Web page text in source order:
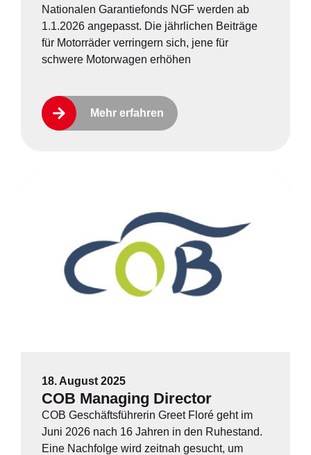
Nationalen Garantiefonds NGF werden ab
1.1.2026 angepasst. Die jährlichen Beiträge
für Motorräder verringern sich, jene für
schwere Motorwagen erhöhen
Mehr erfahren
18. August 2025
COB Managing Director
COB Geschäftsführerin Greet Floré geht im
Juni 2026 nach 16 Jahren in den Ruhestand.
Eine Nachfolge wird zeitnah gesucht, um